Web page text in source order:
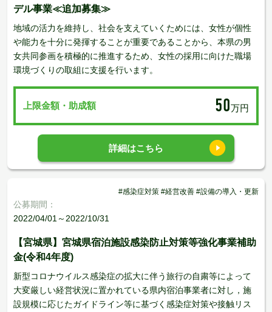
デル事業≪追加募集≫
地域の活力を維持し、社会を支えていくためには、女性が個性
や能力を十分に発揮することが重要であることから、本県の男
女共同参画を積極的に推進するため、女性の採用に向けた職場
環境づくりの取組に支援を行います。
上限金額・助成額 50万円
詳細はこちら
#感染症対策 #経営改善 #設備の導入・更新
公募期間：
2022/04/01～2022/10/31
【宮城県】宮城県宿泊施設感染防止対策等強化事業補助
金(令和4年度)
新型コロナウイルス感染症の拡大に伴う旅行の自粛等によって
大変厳しい経営状況に置かれている県内宿泊事業者に対し，施
設規模に応じたガイドライン等に基づく感染症対策や接触リス